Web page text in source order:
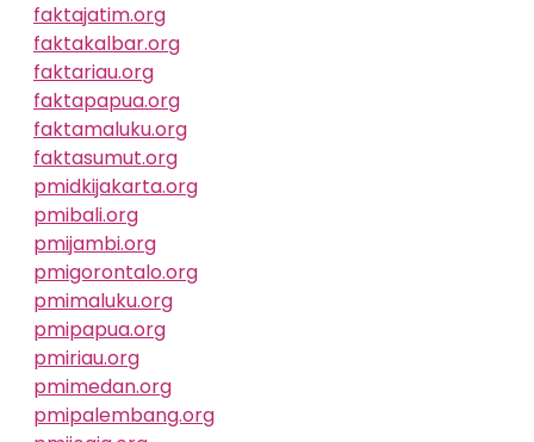
faktajatim.org
faktakalbar.org
faktariau.org
faktapapua.org
faktamaluku.org
faktasumut.org
pmidkijakarta.org
pmibali.org
pmijambi.org
pmigorontalo.org
pmimaluku.org
pmipapua.org
pmiriau.org
pmimedan.org
pmipalembang.org